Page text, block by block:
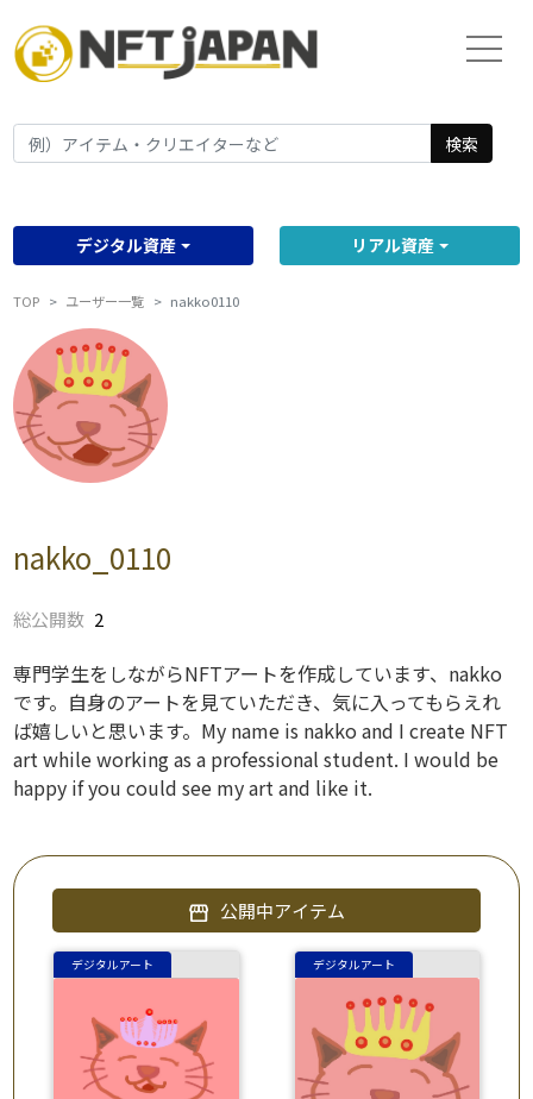
検索
デジタル資産 リアル資産
TOP ユーザー一覧 nakko0110
nakko_0110
総公開数 2
専門学生をしながらNFTアートを作成しています、nakko
です。自身のアートを見ていただき、気に入ってもらえれ
ば嬉しいと思います。My name is nakko and I create NFT
art while working as a professional student. I would be
happy if you could see my art and like it.
storefront 公開中アイテム
デジタルアート デジタルアート